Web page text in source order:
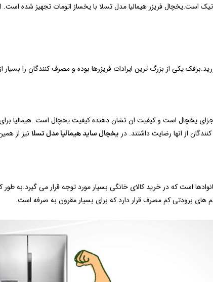
است.یخچال فریزر هیمالیا مدل تسلا با یخساز اتومات تجهیز
به یاد می اورید.برفک یکی از بزرگ ترین ایرادات فریزرها بوده و مصرف کنندگان
اجزای یخچال است و کیفیت ان نشان دهنده کیفیت یخچال است.
از انها رضایت داشتند. در یخچال ساید هیمالیا مدل تسلا نیز از
است که در خرید کالای خانگی بسیار مورد توجه قرار می گیرد.به